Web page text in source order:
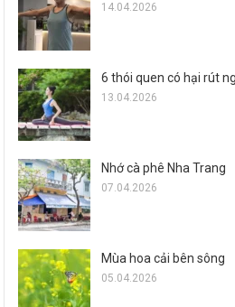
14.04.2026
6 thói quen có hại rút
13.04.2026
Nhớ cà phê Nha Trang
07.04.2026
Mùa hoa cải bên sông
05.04.2026